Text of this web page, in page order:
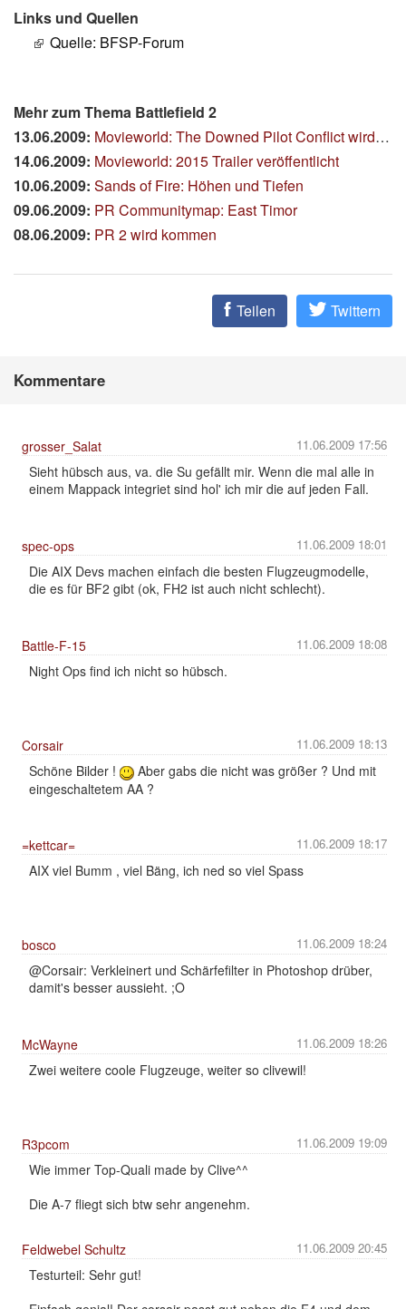
Links und Quellen
Quelle: BFSP-Forum
Mehr zum Thema Battlefield 2
13.06.2009: Movieworld: The Downed Pilot Conflict wird eingestellt
14.06.2009: Movieworld: 2015 Trailer veröffentlicht
10.06.2009: Sands of Fire: Höhen und Tiefen
09.06.2009: PR Communitymap: East Timor
08.06.2009: PR 2 wird kommen
Teilen Twittern
Kommentare
11.06.2009 17:56
grosser_Salat
Sieht hübsch aus, va. die Su gefällt mir. Wenn die mal alle in
einem Mappack integriet sind hol' ich mir die auf jeden Fall.
11.06.2009 18:01
spec-ops
Die AIX Devs machen einfach die besten Flugzeugmodelle,
die es für BF2 gibt (ok, FH2 ist auch nicht schlecht).
11.06.2009 18:08
Battle-F-15
Night Ops find ich nicht so hübsch.
11.06.2009 18:13
Corsair
Schöne Bilder !
Aber gabs die nicht was größer ? Und mit
eingeschaltetem AA ?
11.06.2009 18:17
=kettcar=
AIX viel Bumm , viel Bäng, ich ned so viel Spass
11.06.2009 18:24
bosco
@Corsair: Verkleinert und Schärfefilter in Photoshop drüber,
damit's besser aussieht. ;O
11.06.2009 18:26
McWayne
Zwei weitere coole Flugzeuge, weiter so clivewil!
11.06.2009 19:09
R3pcom
Wie immer Top-Quali made by Clive^^
Die A-7 fliegt sich btw sehr angenehm.
11.06.2009 20:45
Feldwebel Schultz
Testurteil: Sehr gut!